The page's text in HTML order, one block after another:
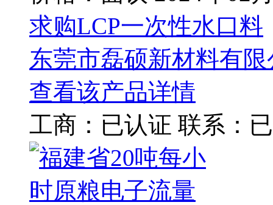
求购LCP一次性水口料
东莞市磊硕新材料有限
查看该产品详情
工商： 已认证 联系：